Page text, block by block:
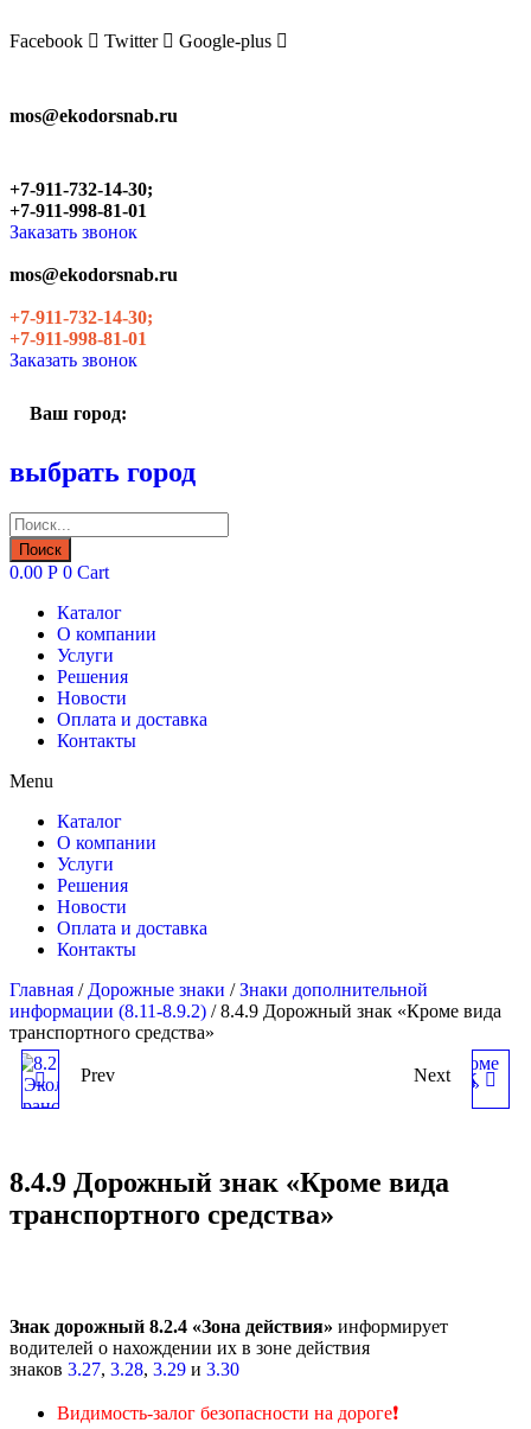
to
Facebook Twitter Google-plus
mos@ekodorsnab.ru
+7-911-732-14-30;
+7-911-998-81-01
Заказать звонок
mos@ekodorsnab.ru
+7-911-732-14-30;
+7-911-998-81-01
Заказать звонок
Ваш город:
выбрать город
Поиск
товаров
Поиск
0.00 Р 0 Cart
Каталог
О компании
Услуги
Решения
Новости
Оплата и доставка
Контакты
Menu
Каталог
О компании
Услуги
Решения
Новости
Оплата и доставка
Контакты
Главная / Дорожные знаки /Знаки дополнительной
информации (8.11-8.9.2) / 8.4.9 Дорожный знак «Кроме вида
транспортного средства»
8.25 ДОРОЖНЫЙ ЗНАК
КЛАСС
Prev 8.4.10 ДОРОЖНЫЙ ЗНАК
ТРАНСПОРТНОГО
Next
8.4.9 Дорожный знак «Кроме вида
транспортного средства»
Знак дорожный 8.2.4 «Зона действия» информирует
водителей о нахождении их в зоне действия
знаков 3.27, 3.28, 3.29 и 3.30
Видимость-залог безопасности на дороге❗